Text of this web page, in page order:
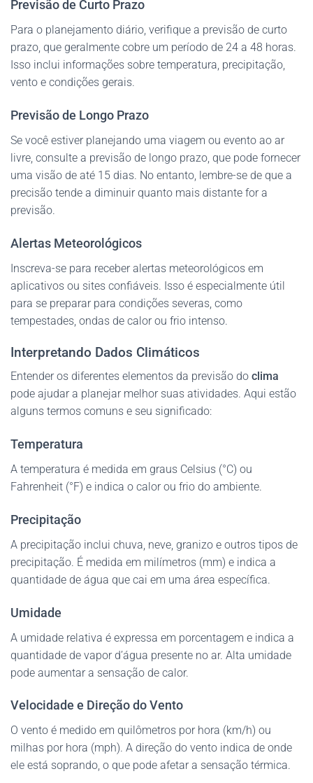
Previsão de Curto Prazo
Para o planejamento diário, verifique a previsão de curto
prazo, que geralmente cobre um período de 24 a 48 horas.
Isso inclui informações sobre temperatura, precipitação,
vento e condições gerais.
Previsão de Longo Prazo
Se você estiver planejando uma viagem ou evento ao ar
livre, consulte a previsão de longo prazo, que pode fornecer
uma visão de até 15 dias. No entanto, lembre-se de que a
precisão tende a diminuir quanto mais distante for a
previsão.
Alertas Meteorológicos
Inscreva-se para receber alertas meteorológicos em
aplicativos ou sites confiáveis. Isso é especialmente útil
para se preparar para condições severas, como
tempestades, ondas de calor ou frio intenso.
Interpretando Dados Climáticos
Entender os diferentes elementos da previsão do clima
pode ajudar a planejar melhor suas atividades. Aqui estão
alguns termos comuns e seu significado:
Temperatura
A temperatura é medida em graus Celsius (°C) ou
Fahrenheit (°F) e indica o calor ou frio do ambiente.
Precipitação
A precipitação inclui chuva, neve, granizo e outros tipos de
precipitação. É medida em milímetros (mm) e indica a
quantidade de água que cai em uma área específica.
Umidade
A umidade relativa é expressa em porcentagem e indica a
quantidade de vapor d’água presente no ar. Alta umidade
pode aumentar a sensação de calor.
Velocidade e Direção do Vento
O vento é medido em quilômetros por hora (km/h) ou
milhas por hora (mph). A direção do vento indica de onde
ele está soprando, o que pode afetar a sensação térmica.